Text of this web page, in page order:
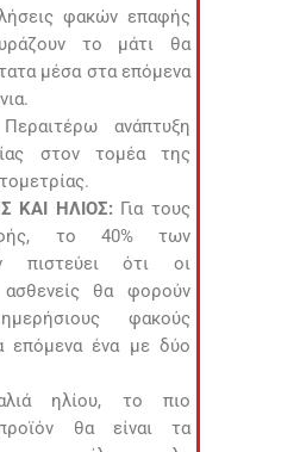
φακών επαφής
το μάτι θα
μέσα στα επόμενα
Περαιτέρω ανάπτυξη
στον τομέα της
ΚΑΙ ΗΛΙΟΣ: Για τους
το 40% των
πιστεύει ότι οι
ασθενείς θα φορούν
φακούς
επόμενα ένα με δύο
ηλίου, το πιο
θα είναι τα